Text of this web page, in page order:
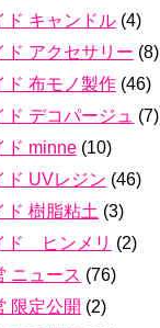
キャンドル (4)
アクセサリー (8)
布モノ製作 (46)
デコパージュ (7)
minne (10)
UVレジン (46)
樹脂粘土 (3)
ド ヒンメリ (2)
ニュース (76)
限定公開 (2)